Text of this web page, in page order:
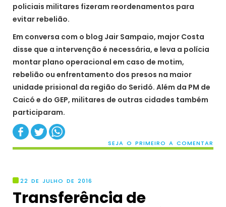
policiais militares fizeram reordenamentos para
evitar rebelião.
Em conversa com o blog Jair Sampaio, major Costa
disse que a intervenção é necessária, e leva a polícia
montar plano operacional em caso de motim,
rebelião ou enfrentamento dos presos na maior
unidade prisional da região do Seridó. Além da PM de
Caicó e do GEP, militares de outras cidades também
participaram.
SEJA O PRIMEIRO A COMENTAR
22 DE JULHO DE 2016
Transferência de